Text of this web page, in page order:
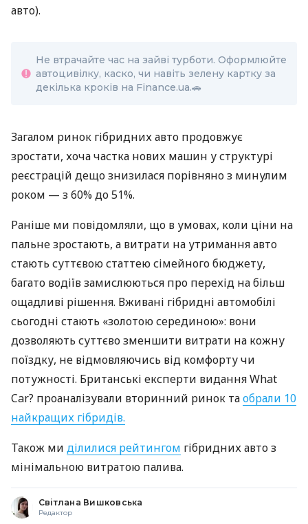
авто).
Не втрачайте час на зайві турботи. Оформлюйте
автоцивілку, каско, чи навіть зелену картку за
декілька кроків на Finance.ua.🚗
Загалом ринок гібридних авто продовжує
зростати, хоча частка нових машин у структурі
реєстрацій дещо знизилася порівняно з минулим
роком — з 60% до 51%.
Раніше ми повідомляли, що в умовах, коли ціни на
пальне зростають, а витрати на утримання авто
стають суттєвою статтею сімейного бюджету,
багато водіїв замислюються про перехід на більш
ощадливі рішення. Вживані гібридні автомобілі
сьогодні стають «золотою серединою»: вони
дозволяють суттєво зменшити витрати на кожну
поїздку, не відмовляючись від комфорту чи
потужності. Британські експерти видання What
Car? проаналізували вторинний ринок таобрали 10
найкращих гібридів.
Також ми ділилися рейтингом гібридних авто з
мінімальною витратою палива.
Світлана Вишковська
Редактор